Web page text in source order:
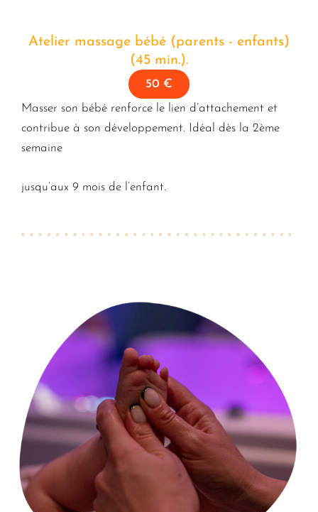
Atelier massage bébé (parents - enfants)
(45 min.).
50 €
Masser son bébé renforce le lien d’attachement et
contribue à son développement. Idéal dès la 2ème
semaine
jusqu’aux 9 mois de l’enfant.